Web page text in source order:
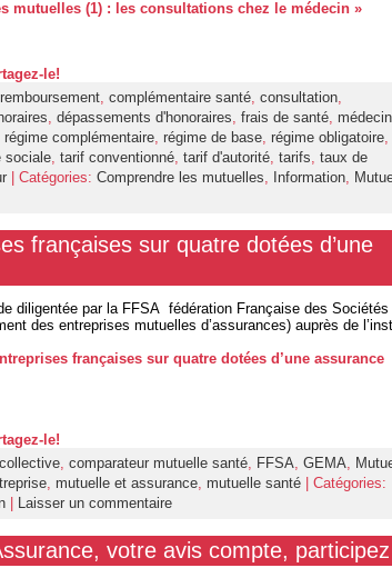
mutuelles (1) : les consultations chez le médecin »
le!
complémentaire santé consultation
dépassements d'honoraires frais de santé
régime complémentaire régime de base régime obligatoire
sociale tarif conventionné tarif d'autorité tarifs taux de
| Catégories: Comprendre les mutuelles Information
françaises sur quatre dotées d’une
diligentée par la FFSA fédération Française des Sociétés
des entreprises mutuelles d’assurances) auprès de
françaises sur quatre dotées d’une assurance
le!
, comparateur mutuelle santé, FFSA, GEMA,
, mutuelle et assurance, mutuelle santé | Catégories:
Laisser un commentaire
votre avis compte,